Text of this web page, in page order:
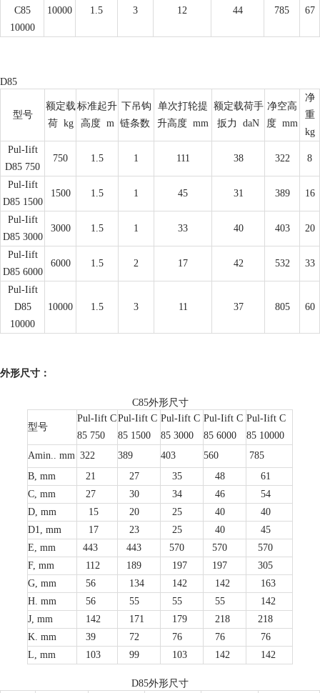
C85
10000
10000 1.5 3 12 44 785 67
D85
型号
额定载
荷 kg
标准起升
高度 m
下吊钩
链条数
单次打轮提
升高度 mm
额定载荷手
扳力
daN
净空高
度 mm
净
重
kg
Pul-Iift
D85 750
750 1.5 1 111 38 322 8
Pul-Iift
D85 1500
1500 1.5 1 45 31 389 16
Pul-Iift
D85 3000
3000 1.5 1 33 40 403 20
Pul-Iift
D85 6000
6000 1.5 2 17 42 532 33
Pul-Iift
D85
10000
10000 1.5 3 11 37 805 60
外形尺寸：
C85外形尺寸
型号
Pul-Iift C
85 750
Pul-Iift C
85 1500
Pul-Iift C
85 3000
Pul-Iift C
85 6000
Pul-Iift C
85 10000
Amin.. mm 322 389 403 560
785
B, mm
21 27 35 48
61
C, mm
27 30 34 46
54
D, mm
15 20 25 40
40
D1, mm
17 23 25 40
45
E, mm
443 443 570 570
570
F, mm
112 189 197 197
305
G, mm
56 134 142 142
163
H. mm
56 55 55 55
142
J, mm
142 171 179 218
218
K. mm
39 72 76 76
76
L, mm
103 99 103 142 142
D85外形尺寸